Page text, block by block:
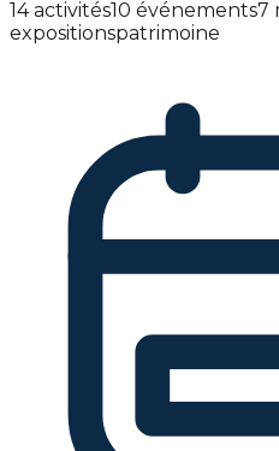
14 activités10 événements7
expositionspatrimoine